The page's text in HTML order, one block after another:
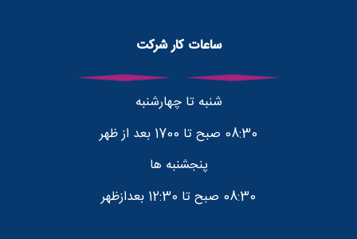
ساعات کار شرکت
شنبه تا چهارشنبه
08:30 صبح تا 1700 بعد از ظهر
پنجشنبه ها
08:30 صبح تا 12:30 بعدازظهر